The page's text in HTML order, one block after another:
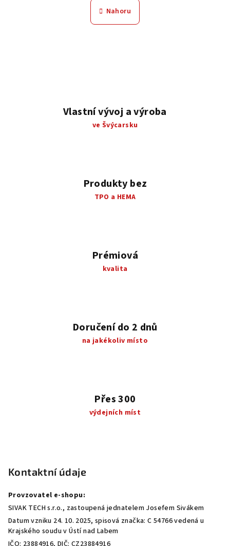
l
á
k
y
s
u
n
k
o
Nahoru
Vlastní vývoj a výroba
ve Švýcarsku
Produkty bez
TPO a HEMA
Prémiová
kvalita
Doručení do 2 dnů
na jakékoliv místo
Přes 300
výdejních míst
Kontaktní údaje
Provzovatel e-shopu:
SIVAK TECH s.r.o., zastoupená jednatelem Josefem Sivákem
Datum vzniku 24. 10. 2025, spisová značka: C 54766 vedená u
Krajského soudu v Ústí nad Labem
IČO: 23884916, DIČ: CZ23884916